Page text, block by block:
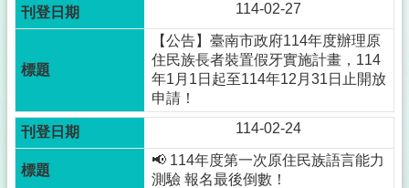
114-02-27
【公告】臺南市政府114年度辦理原
住民族長者裝置假牙實施計畫，114
年1月1日起至114年12月31日止開放
申請！
114-02-24
📢 114年度第一次原住民族語言能力
測驗 報名最後倒數！